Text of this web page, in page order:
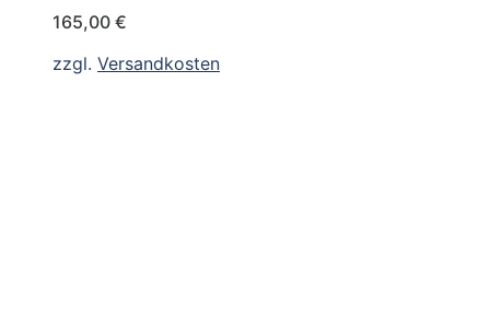
165,00 €
zzgl. Versandkosten